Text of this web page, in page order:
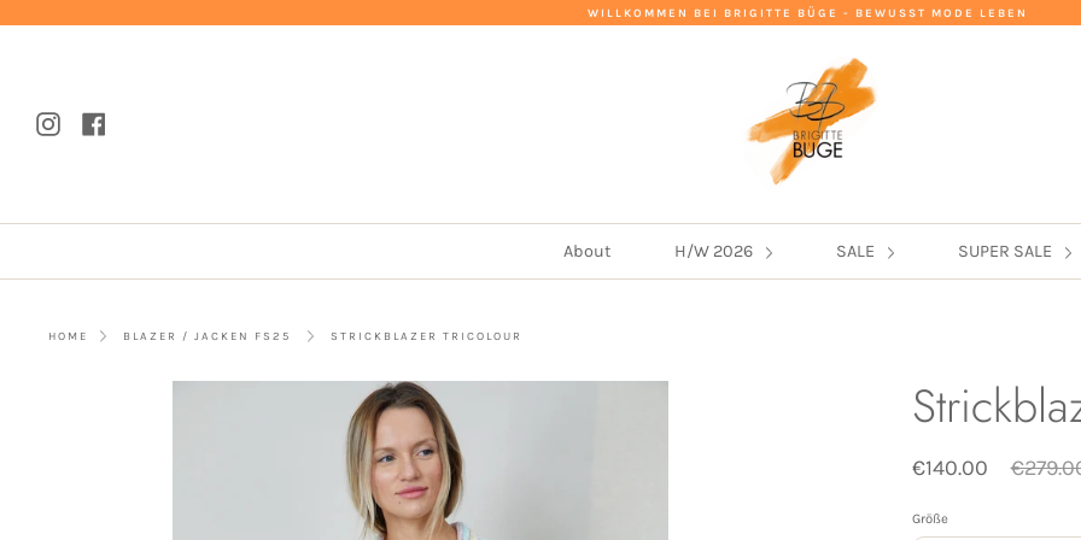
WILLKOMMEN BEI BRIGITTE BÜGE - BEWUSST MODE LEBEN
Instagram
About H/W 2026 SALE SUPER SALE
HOME BLAZER / JACKEN FS25 STRICKBLAZER TRICOLOUR
€140.00
Größe